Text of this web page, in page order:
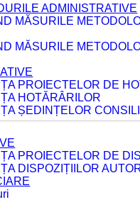
ADMINISTRATIVE
MĂSURILE
MĂSURILE
PROIECTELOR DE
HOTĂRÂRILOR
ȘEDINȚELOR
PROIECTELOR DE
DISPOZIȚIILOR